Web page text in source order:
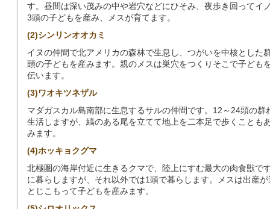
す。昼間は深い茂みの中や岩穴などにひそみ、夜歩き回ってイ
3頭の子どもを産み、メスが育てます。
(2)シンリンオオカミ
イヌの仲間で北アメリカの森林で生息し、つがいを中核とした
頭の子どもを産みます。親のメスは巣穴をつくりそこで子ども
伝います。
(3)ワオキツネザル
マダガスカル島南部に生息するサルの仲間です。12～24頭の
生活しますが、縞のある尾を立てて地上を二本足で歩くことも
みます。
(4)ホッキョクグマ
北極圏の海岸付近に生きるクマで、陸上にすむ最大の肉食獣で
に暮らしますが、それ以外では1頭で暮らします。メスは出産
とじこもって子どもを産みます。